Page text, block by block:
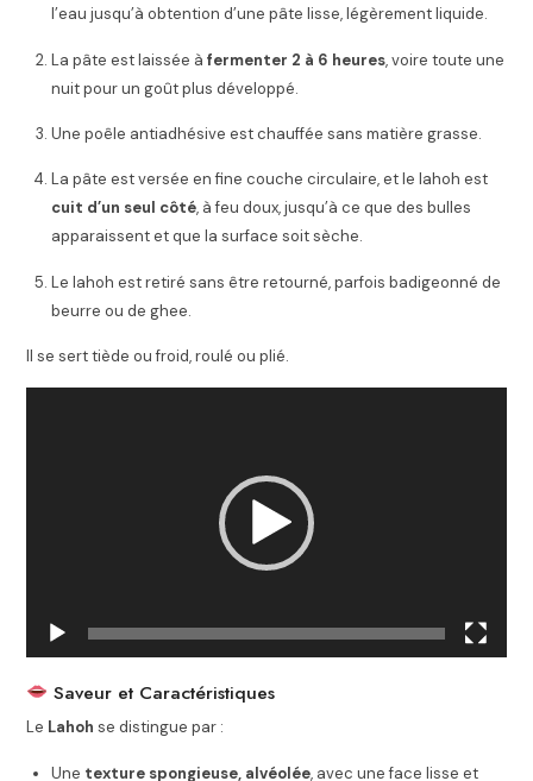
l’eau jusqu’à obtention d’une pâte lisse, légèrement liquide.
La pâte est laissée àfermenter 2 à 6 heures, voire toute une
nuit pour un goût plus développé.
Une poêle antiadhésive est chauffée sans matière grasse.
La pâte est versée en fine couche circulaire, et le lahoh est
cuit d’un seul côté, à feu doux, jusqu’à ce que des bulles
apparaissent et que la surface soit sèche.
Le lahoh est retiré sans être retourné, parfois badigeonné de
beurre ou de ghee.
Il se sert tiède ou froid, roulé ou plié.
Saveur et Caractéristiques
Le Lahoh se distingue par :
Une texture spongieuse, alvéolée, avec une face lisse et